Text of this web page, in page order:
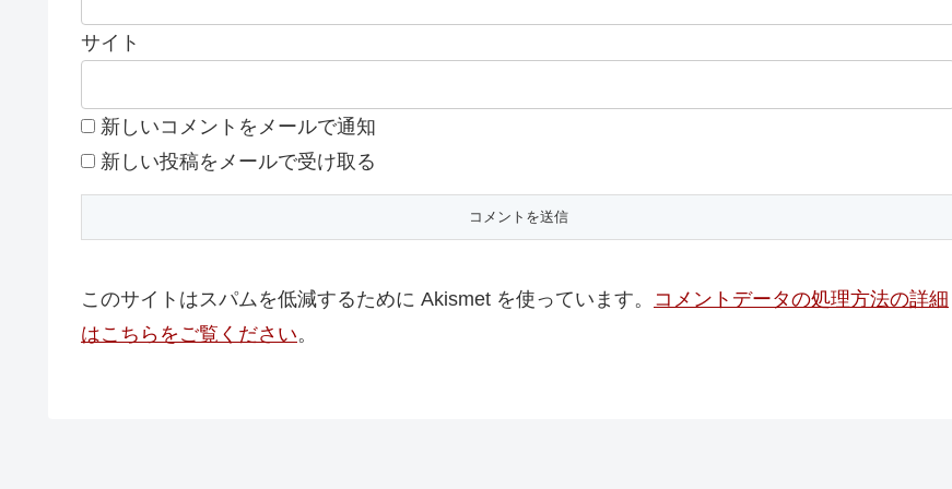
サイト
新しいコメントをメールで通知
新しい投稿をメールで受け取る
このサイトはスパムを低減するために Akismet を使っています。 コメントデータの処理方法の詳細
はこちらをご覧ください。